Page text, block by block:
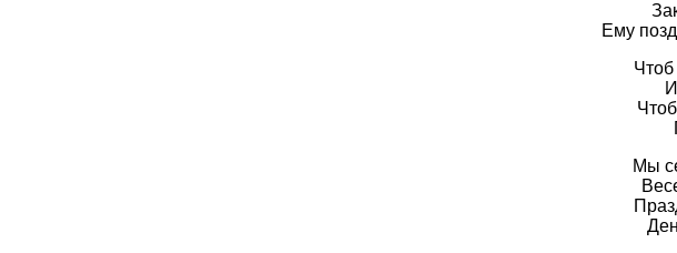
Ему
Чтоб
Мы